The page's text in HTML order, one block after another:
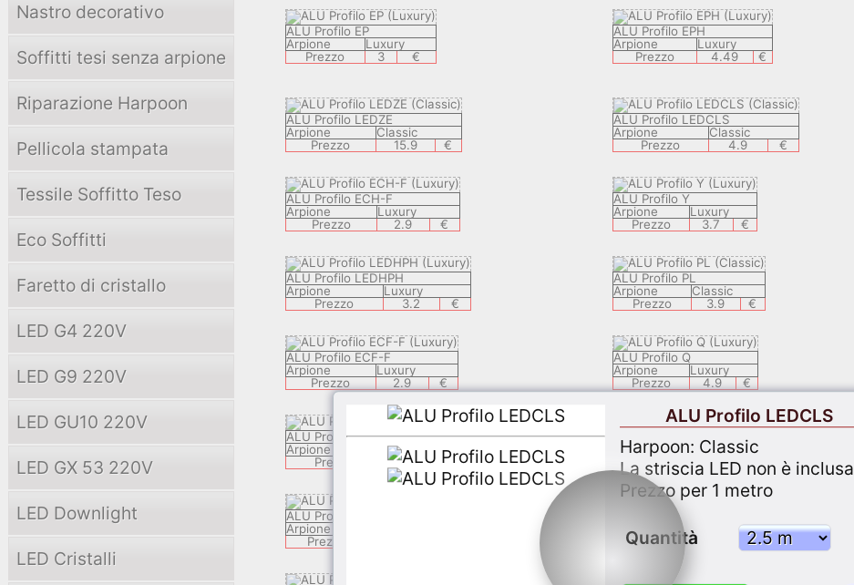
Nastro decorativo
Soffitti tesi senza arpione
Riparazione Harpoon
Pellicola stampata
Tessile Soffitto Teso
Eco Soffitti
Faretto di cristallo
LED G4 220V
LED G9 220V
LED GU10 220V
LED GX 53 220V
LED Downlight
LED Cristalli
ALU Profilo EP
Arpione
Luxury
Prezzo
3 €
ALU Profilo EPH
Arpione
Luxury
Prezzo
4.49 €
ALU Profilo LEDZE
Arpione
Classic
Prezzo
15.9 €
ALU Profilo LEDCLS
Arpione
Classic
Prezzo
4.9 €
ALU Profilo ECH-F
Arpione
Luxury
Prezzo
2.9 €
ALU Profilo Y
Arpione
Luxury
Prezzo
3.7 €
ALU Profilo LEDHPH
Arpione
Luxury
Prezzo
3.2 €
ALU Profilo PL
Arpione
Classic
Prezzo
3.9 €
ALU Profilo ECF-F
Arpione
Luxury
Prezzo
2.9 €
ALU Profilo Q
Arpione
Luxury
Prezzo
4.9 €
ALU Profilo LEDECH
Arpione
Luxury
Prezzo
8.9 €
ALU Profilo LEDSAL
Arpione
Luxury
Prezzo
6.9 €
ALU Profilo ZEK
Arpione
Prezzo
ALU Profilo LEDEC 8
Arpione
Luxury
Prezzo
9.9 €
ALU Profilo LEDCLS
Harpoon: Classic
La striscia LED non è inclusa
Prezzo per 1 metro
Quantità